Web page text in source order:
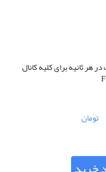
تومان